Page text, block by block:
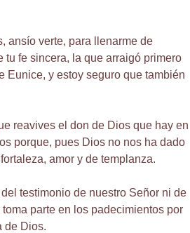
ansío verte, para llenarme de
tu fe sincera, la que arraigó primero
Eunice, y estoy seguro que también
reavives el don de Dios que hay en
porque, pues Dios no nos ha dado
amor y de templanza.
testimonio de nuestro Señor ni de
parte en los padecimientos por
de Dios.